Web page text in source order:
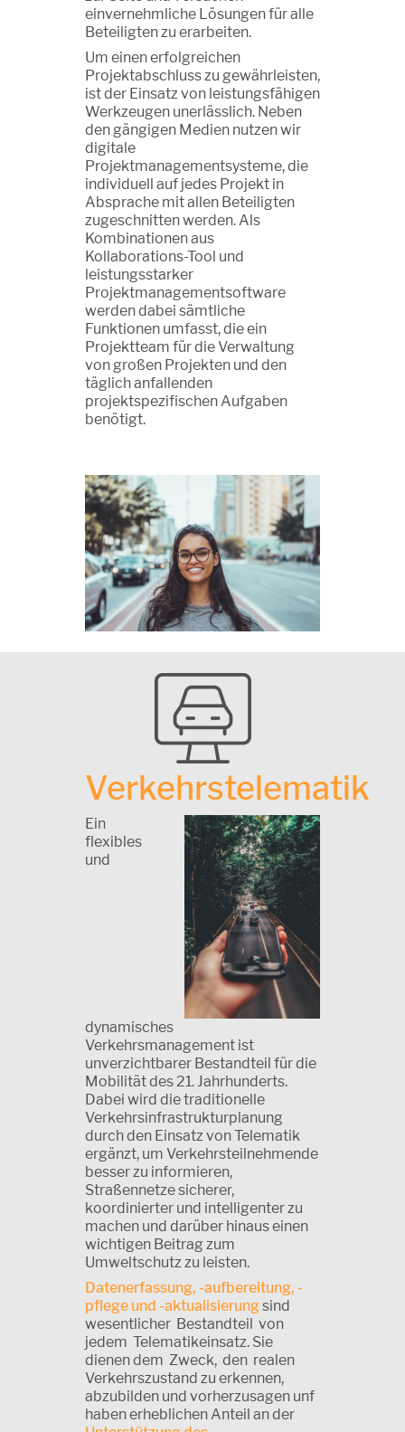
einvernehmliche Lösungen für alle
Beteiligten zu erarbeiten.
Um einen erfolgreichen
Projektabschluss zu gewährleisten,
ist der Einsatz von leistungsfähigen
Werkzeugen unerlässlich. Neben
den gängigen Medien nutzen wir
digitale
Projektmanagementsysteme, die
individuell auf jedes Projekt in
Absprache mit allen Beteiligten
zugeschnitten werden. Als
Kombinationen aus
Kollaborations-Tool und
leistungsstarker
Projektmanagementsoftware
werden dabei sämtliche
Funktionen umfasst, die ein
Projektteam für die Verwaltung
von großen Projekten und den
täglich anfallenden
projektspezifischen Aufgaben
benötigt.
Verkehrstelematik
Ein
flexibles
und
dynamisches
Verkehrsmanagement ist
unverzichtbarer Bestandteil für die
Mobilität des 21. Jahrhunderts.
Dabei wird die traditionelle
Verkehrsinfrastrukturplanung
durch den Einsatz von Telematik
ergänzt, um Verkehrsteilnehmende
besser zu informieren,
Straßennetze sicherer,
koordinierter und intelligenter zu
machen und darüber hinaus einen
wichtigen Beitrag zum
Umweltschutz zu leisten.
Datenerfassung, -aufbereitung, -
pflege und -aktualisierungsind
wesentlicher Bestandteil von
jedem Telematikeinsatz. Sie
dienen dem Zweck, den realen
Verkehrszustand zu erkennen,
abzubilden und vorherzusagen unf
haben erheblichen Anteil an der